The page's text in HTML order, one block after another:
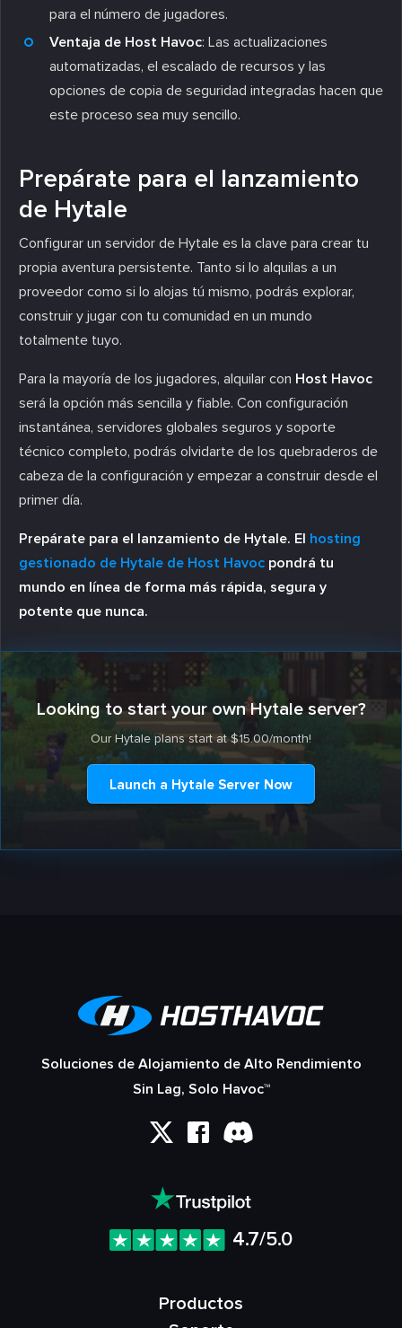
para el número de jugadores.
Ventaja de Host Havoc: Las actualizaciones
automatizadas, el escalado de recursos y las
opciones de copia de seguridad integradas hacen que
este proceso sea muy sencillo.
Prepárate para el lanzamiento
de Hytale
Configurar un servidor de Hytale es la clave para crear tu
propia aventura persistente. Tanto si lo alquilas a un
proveedor como si lo alojas tú mismo, podrás explorar,
construir y jugar con tu comunidad en un mundo
totalmente tuyo.
Para la mayoría de los jugadores, alquilar con Host Havoc
será la opción más sencilla y fiable. Con configuración
instantánea, servidores globales seguros y soporte
técnico completo, podrás olvidarte de los quebraderos de
cabeza de la configuración y empezar a construir desde el
primer día.
Prepárate para el lanzamiento de Hytale. El hosting
gestionado de Hytale de Host Havoc pondrá tu
mundo en línea de forma más rápida, segura y
potente que nunca.
Looking to start your own Hytale server?
Our Hytale plans start at $15.00/month!
Launch a Hytale Server Now
Soluciones de Alojamiento de Alto Rendimiento
Sin Lag, Solo Havoc™
4.7/5.0
Productos